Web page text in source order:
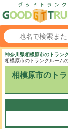
神奈川県相模原市のトラン
相模原市のトランクルーム
相模原市のト